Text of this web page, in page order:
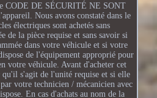
CODE DE SÉCURITÉ NE SONT
Nous avons constaté dans le
électriques sont achetés sans
de la pièce requise et sans savoir si
dans votre véhicule et si votre
de l'équipement approprié pour
votre véhicule. Avant d'acheter cet
s'agit de l'unité requise et si elle
votre technicien / mécanicien avec
En cas d'achats au nom de la